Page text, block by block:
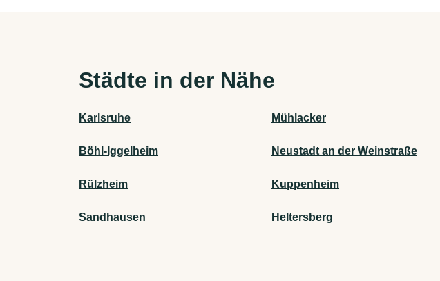
Städte in der Nähe
Karlsruhe Mühlacker
Böhl-Iggelheim Neustadt an der Weinstraße
Rülzheim Kuppenheim
Sandhausen Heltersberg